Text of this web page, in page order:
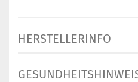
HERSTELLERINFO